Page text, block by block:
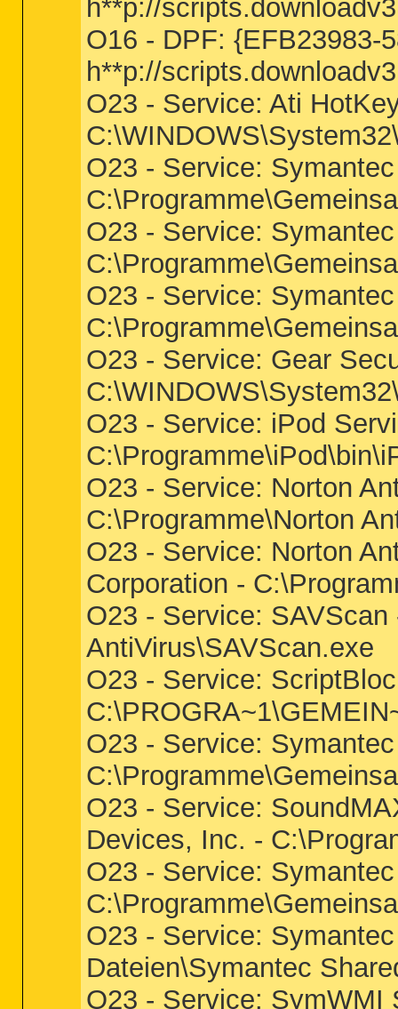
h**p://
O16 - DPF: {EFB23983-
h**p://
O23 - Service: Ati
O23 - Service:
O23 - Service:
O23 - Service:
O23 - Service: Gear
O23 - Service: iPod
O23 - Service: Norton
C:\Programme\Norton
O23 - Service: Norton
Corporation -
O23 - Service:
AntiVirus\SAVScan.exe
O23 - Service:
O23 - Service:
O23 - Service:
Devices, Inc. -
O23 - Service:
O23 - Service:
Dateien\Symantec
O23 - Service: SymWMI